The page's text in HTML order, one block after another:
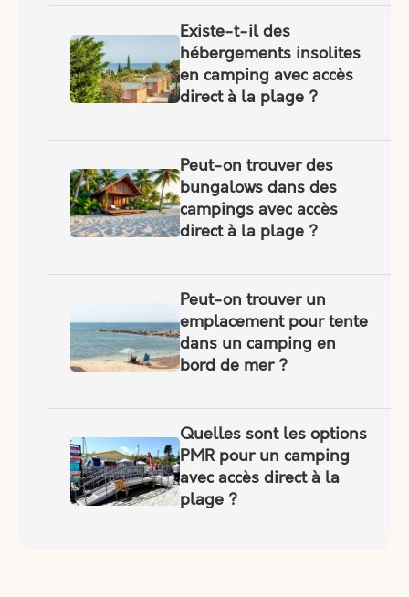
Existe-t-il des
hébergements insolites
en camping avec accès
direct à la plage ?
Peut-on trouver des
bungalows dans des
campings avec accès
direct à la plage ?
Peut-on trouver un
emplacement pour tente
dans un camping en
bord de mer ?
Quelles sont les options
PMR pour un camping
avec accès direct à la
plage ?